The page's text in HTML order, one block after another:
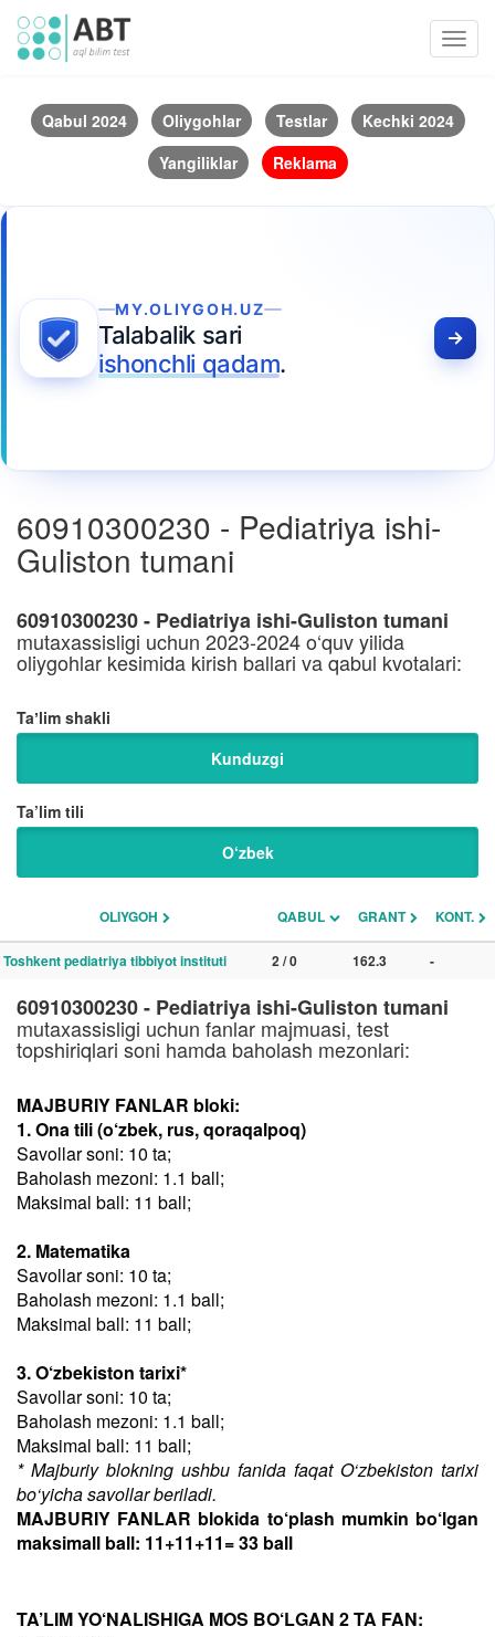
Qabul 2024 Oliygohlar Testlar
Kechki 2024
Yangiliklar
Reklama
MY.OLIYGOH.UZ
Talabalik sari
ishonchli qadam.
60910300230 - Pediatriya ishi-
Guliston tumani
60910300230 - Pediatriya ishi-Guliston tumani
mutaxassisligi uchun 2023-2024 o‘quv yilida
oliygohlar kesimida kirish ballari va qabul kvotalari:
Taʼlim shakli
Kunduzgi
Ta’lim tili
O‘zbek
OLIYGOH QABUL GRANT KONT.
Toshkent pediatriya tibbiyot instituti 2 / 0 162.3 -
60910300230 - Pediatriya ishi-Guliston tumani
mutaxassisligi uchun fanlar majmuasi, test
topshiriqlari soni hamda baholash mezonlari:
MAJBURIY FANLAR bloki:
1. Ona tili (o‘zbek, rus, qoraqalpoq)
Savollar soni: 10 ta;
Baholash mezoni: 1.1 ball;
Maksimal ball: 11 ball;
2. Matematika
Savollar soni: 10 ta;
Baholash mezoni: 1.1 ball;
Maksimal ball: 11 ball;
3. O‘zbekiston tarixi*
Savollar soni: 10 ta;
Baholash mezoni: 1.1 ball;
Maksimal ball: 11 ball;
* Majburiy blokning ushbu fanida faqat O‘zbekiston tarixi
bo‘yicha savollar beriladi.
MAJBURIY FANLAR blokida to‘plash mumkin bo‘lgan
maksimall ball: 11+11+11= 33 ball
TA’LIM YO‘NALISHIGA MOS BO‘LGAN 2 TA FAN: